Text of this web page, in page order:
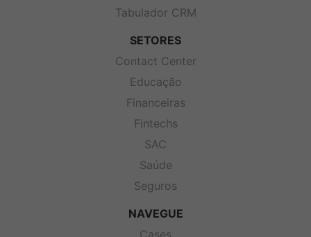
Tabulador CRM
SETORES
Contact Center
Educação
Financeiras
Fintechs
SAC
Saúde
Seguros
NAVEGUE